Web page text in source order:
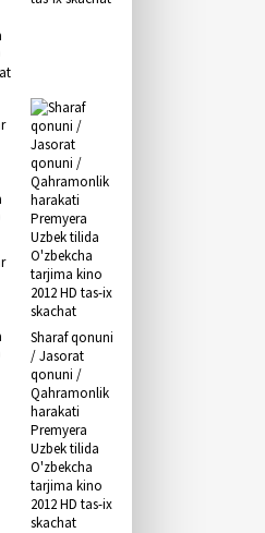
Sharaf qonuni
/ Jasorat
qonuni /
Qahramonlik
harakati
Premyera
Uzbek tilida
O'zbekcha
tarjima kino
2012 HD tas-ix
skachat